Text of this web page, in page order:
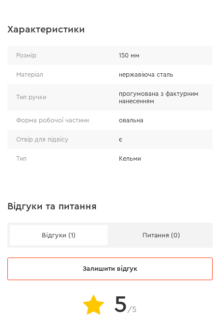
Характеристики
Розмір 150 мм
Матеріал нержавіюча сталь
Тип ручки
прогумована з фактурним
нанесенням
Форма робочої частини овальна
Отвір для підвісу є
Тип Кельми
Відгуки та питання
Відгуки (1) Питання (0)
Залишити відгук
5 /5